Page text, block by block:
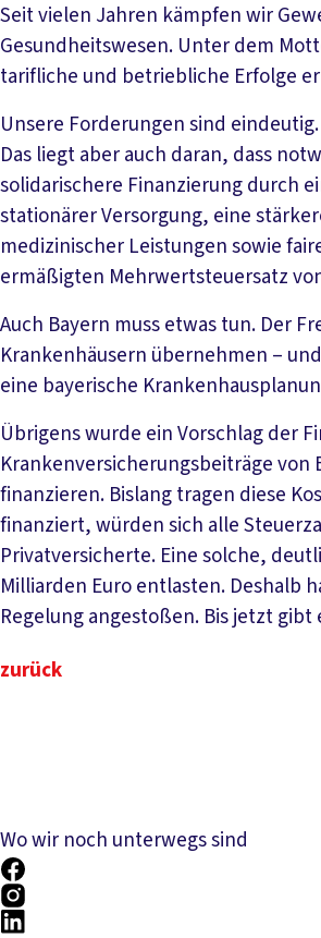
Seit vielen Jahren kämpfen wir
Gesundheitswesen. Unter dem
tarifliche und betriebliche Erfolge
Unsere Forderungen sind
Das liegt aber auch daran, dass
solidarischere Finanzierung durch
stationärer Versorgung, eine
medizinischer Leistungen sowie
ermäßigten Mehrwertsteuersatz
Auch Bayern muss etwas tun. Der
Krankenhäusern übernehmen –
eine bayerische
Übrigens wurde ein Vorschlag der
Krankenversicherungsbeiträge
finanzieren. Bislang tragen diese
finanziert, würden sich alle
Privatversicherte. Eine solche,
Milliarden Euro entlasten. Deshalb
Regelung angestoßen. Bis jetzt
zurück
Wo wir noch unterwegs sind